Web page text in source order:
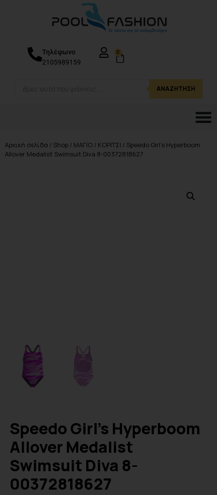
ΑΝΑΖΉΤΗΣΗ
Τηλέφωνο
2105989159
0
Αρχική σελίδα / Shop / ΜΑΓΙΟ / ΚΟΡΙΤΣΙ / Speedo Girl’s Hyperboom
Allover Medalist Swimsuit Diva 8-00372818627
Speedo Girl’s Hyperboom
Allover Medalist
Swimsuit Diva 8-
00372818627